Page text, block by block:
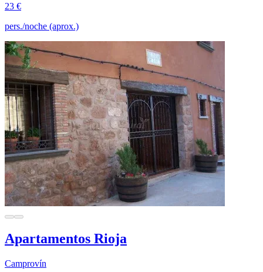
23 €
pers./noche (aprox.)
Apartamentos Rioja
Camprovín